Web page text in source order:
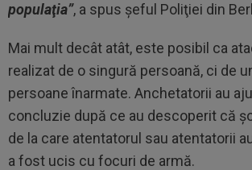
populaţia”, a spus şeful Poliţiei din
Mai mult decât atât, este posibil ca
realizat de o singură persoană, ci de
persoane înarmate. Anchetatorii au
concluzie după ce au descoperit că
de la care atentatorul sau atentatorii
a fost ucis cu focuri de armă.